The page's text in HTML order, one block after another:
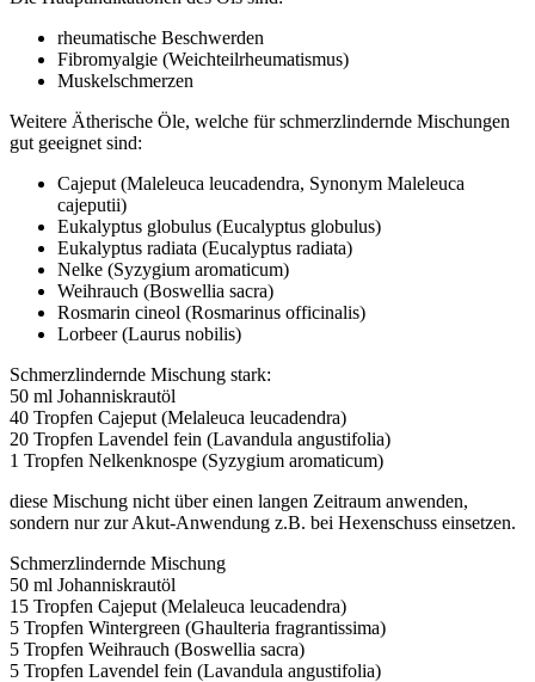
rheumatische Beschwerden
Fibromyalgie (Weichteilrheumatismus)
Muskelschmerzen
Weitere Ätherische Öle, welche für schmerzlindernde Mischungen
gut geeignet sind:
Cajeput (Maleleuca leucadendra, Synonym Maleleuca
cajeputii)
Eukalyptus globulus (Eucalyptus globulus)
Eukalyptus radiata (Eucalyptus radiata)
Nelke (Syzygium aromaticum)
Weihrauch (Boswellia sacra)
Rosmarin cineol (Rosmarinus officinalis)
Lorbeer (Laurus nobilis)
Schmerzlindernde Mischung stark:
50 ml Johanniskrautöl
40 Tropfen Cajeput (Melaleuca leucadendra)
20 Tropfen Lavendel fein (Lavandula angustifolia)
1 Tropfen Nelkenknospe (Syzygium aromaticum)
diese Mischung nicht über einen langen Zeitraum anwenden,
sondern nur zur Akut-Anwendung z.B. bei Hexenschuss einsetzen.
Schmerzlindernde Mischung
50 ml Johanniskrautöl
15 Tropfen Cajeput (Melaleuca leucadendra)
5 Tropfen Wintergreen (Ghaulteria fragrantissima)
5 Tropfen Weihrauch (Boswellia sacra)
5 Tropfen Lavendel fein (Lavandula angustifolia)